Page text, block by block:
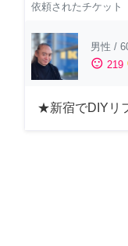
依頼されたチケット
男性 /
sentiment_satisfied 219
★新宿でDIYリ